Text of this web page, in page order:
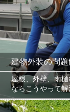
建物外装の問題
屋根、外壁、雨
ならこうやって解